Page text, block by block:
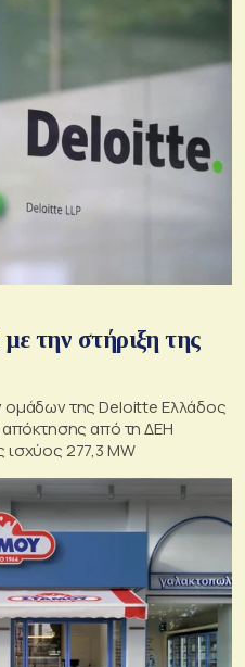
την στήριξη της
ομάδων της Deloitte Ελλάδος
απόκτησης από τη ΔΕΗ
277,3 MW